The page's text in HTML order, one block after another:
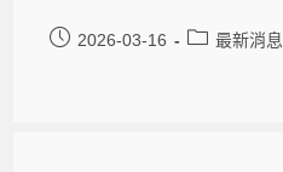
2026-03-16 最新消息